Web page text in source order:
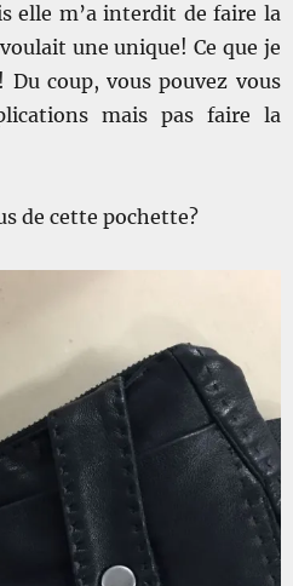
elle m’a interdit de faire la
une unique! Ce que je
coup, vous pouvez vous
mais pas faire la
de cette pochette?